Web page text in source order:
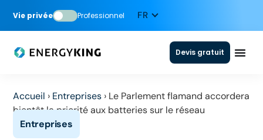
Vie privée Professionnel
Devis gratuit
Accueil › Entreprises › Le Parlement flamand accordera
bientôt la priorité aux batteries sur le réseau